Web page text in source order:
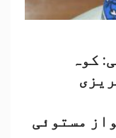
کوہ
مستوئی